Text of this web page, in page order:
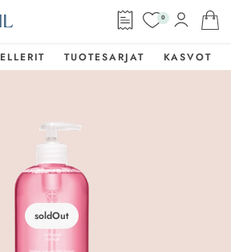
0
TUOTESARJAT KASVOT
soldOut